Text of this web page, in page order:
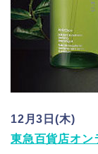
12月3日(木)
東急百貨店オン